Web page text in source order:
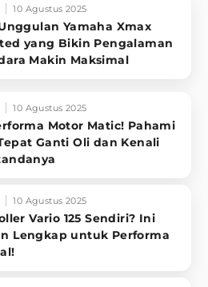
10 Agustus 2025
Yamaha Xmax
yang Bikin Pengalaman
Makin Maksimal
10 Agustus 2025
Motor Matic! Pahami
Ganti Oli dan Kenali
10 Agustus 2025
Vario 125 Sendiri? Ini
Lengkap untuk Performa